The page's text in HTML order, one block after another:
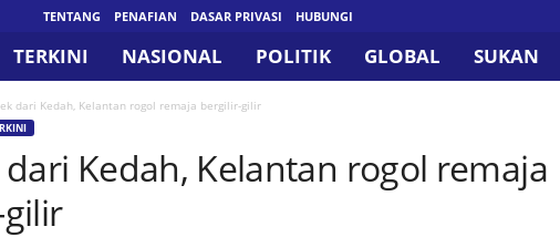
TENTANG PENAFIAN DASAR PRIVASI HUBUNGI
TERKINI NASIONAL POLITIK GLOBAL SUKAN
dari Kedah, Kelantan rogol remaja bergilir-gilir
dari Kedah, Kelantan rogol remaja